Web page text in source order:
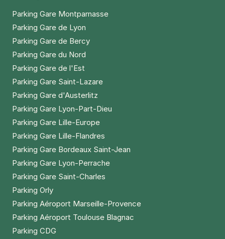
Parking Gare Montparnasse
Parking Gare de Lyon
Parking Gare de Bercy
Parking Gare du Nord
Parking Gare de l'Est
Parking Gare Saint-Lazare
Parking Gare d'Austerlitz
Parking Gare Lyon-Part-Dieu
Parking Gare Lille-Europe
Parking Gare Lille-Flandres
Parking Gare Bordeaux Saint-Jean
Parking Gare Lyon-Perrache
Parking Gare Saint-Charles
Parking Orly
Parking Aéroport Marseille-Provence
Parking Aéroport Toulouse Blagnac
Parking CDG